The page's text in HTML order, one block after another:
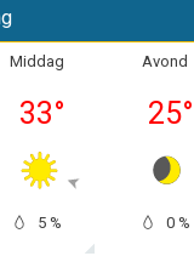
Middag
33°
5 %
Avond
25°
0 %